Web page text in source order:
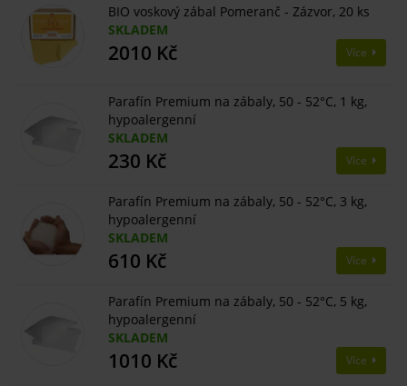
BIO voskový zábal Pomeranč - Zázvor, 20 ks
SKLADEM
2010 Kč Více
Parafín Premium na zábaly, 50 - 52°C, 1 kg,
hypoalergenní
SKLADEM
230 Kč Více
Parafín Premium na zábaly, 50 - 52°C, 3 kg,
hypoalergenní
SKLADEM
610 Kč Více
Parafín Premium na zábaly, 50 - 52°C, 5 kg,
hypoalergenní
SKLADEM
1010 Kč Více